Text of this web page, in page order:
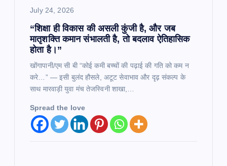
July 24, 2026
“शिक्षा ही विकास की असली कुंजी है, और जब
मातृशक्ति कमान संभालती है, तो बदलाव ऐतिहासिक
होता है।”
खोंगापानी/एम सी बी “कोई कमी बच्चों की पढ़ाई की गति को कम न
करे…” — इसी बुलंद हौसले, अटूट सेवाभाव और दृढ़ संकल्प के
साथ मारवाड़ी युवा मंच तेजस्विनी शाखा,…
Spread the love